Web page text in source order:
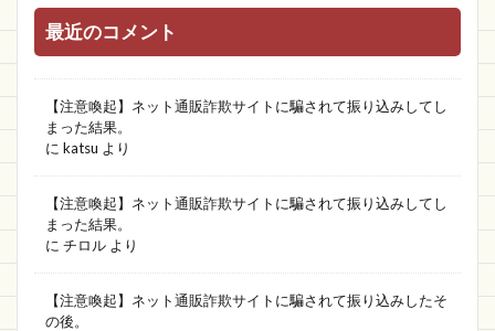
最近のコメント
【注意喚起】ネット通販詐欺サイトに騙されて振り込みしてし
まった結果。
に katsu より
【注意喚起】ネット通販詐欺サイトに騙されて振り込みしてし
まった結果。
に チロル より
【注意喚起】ネット通販詐欺サイトに騙されて振り込みしたそ
の後。